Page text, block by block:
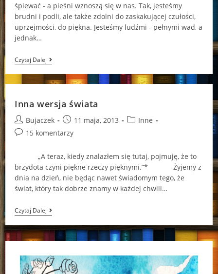
śpiewać - a pieśni wznoszą się w nas. Tak, jesteśmy
brudni i podli, ale także zdolni do zaskakującej czułości,
uprzejmości, do piękna. Jesteśmy ludźmi - pełnymi wad, a
jednak…
Czytaj DalejPoddać
Się
Przeznaczeniu
Inna wersja świata
Post
author:
Bujaczek
Post
published:
11 maja, 2013
PostInne
Post15 komentarzy
„A teraz, kiedy znalazłem się tutaj, pojmuję, że to
brzydota czyni piękne rzeczy pięknymi.”* Żyjemy z
dnia na dzień, nie będąc nawet świadomym tego, że
świat, który tak dobrze znamy w każdej chwili…
Czytaj DalejInna
Wersja
Świata